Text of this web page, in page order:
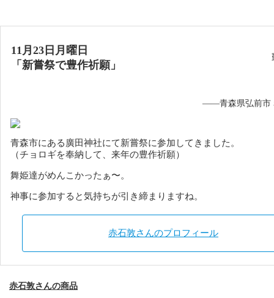
11月23日月曜日
「新嘗祭で豊作祈願」
——青森県弘前市
青森市にある廣田神社にて新嘗祭に参加してきました。
（チョロギを奉納して、来年の豊作祈願）
舞姫達がめんこかったぁ〜。
神事に参加すると気持ちが引き締まりますね。
赤石敦さんのプロフィール
赤石敦さんの商品